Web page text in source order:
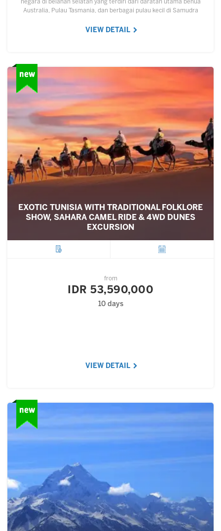
negara di belahan selatan yang terdiri dari daratan utama benua
Australia, Pulau Tasmania, dan berbagai pulau kecil di Samudra
VIEW DETAIL
EXOTIC TUNISIA WITH TRADITIONAL FOLKLORE
SHOW, SAHARA CAMEL RIDE & 4WD DUNES
EXCURSION
from
IDR 53,590,000
10 days
VIEW DETAIL